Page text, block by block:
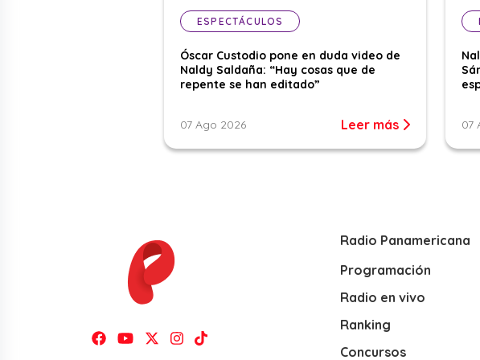
ESPECTÁCULOS
Óscar Custodio pone en duda video de
Naldy Saldaña: “Hay cosas que de
repente se han editado”
07 Ago 2026 Leer más 07
Radio Panamericana
Programación
Radio en vivo
Ranking
Concursos